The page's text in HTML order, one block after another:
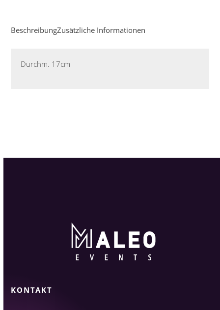
BeschreibungZusätzliche Informationen
Durchm. 17cm
KONTAKT